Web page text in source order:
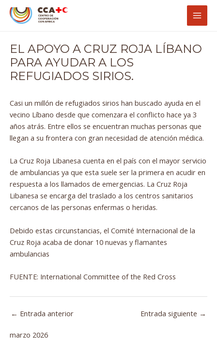
Main
EL APOYO A CRUZ ROJA LÍBANO
PARA AYUDAR A LOS
REFUGIADOS SIRIOS.
Casi un millón de refugiados sirios han buscado ayuda en el
vecino Líbano desde que comenzara el conflicto hace ya 3
años atrás. Entre ellos se encuentran muchas personas que
llegan a su frontera con gran necesidad de atención médica.
La Cruz Roja Libanesa cuenta en el país con el mayor servicio
de ambulancias ya que esta suele ser la primera en acudir en
respuesta a los llamados de emergencias. La Cruz Roja
Libanesa se encarga del traslado a los centros sanitarios
cercanos de las personas enfermas o heridas.
Debido estas circunstancias, el Comité Internacional de la
Cruz Roja acaba de donar 10 nuevas y flamantes
ambulancias
FUENTE: International Committee of the Red Cross
Navegación
de
← Entrada anterior Entrada siguiente →
marzo 2026